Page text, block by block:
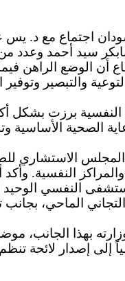
اجتماع مع
سيد أحمد وعدد
أن الوضع
والتبصير
برزت بشكل
المجلس الاستشاري
النفسية.
النفسي
بهذا الجانب،
إلى إصدار لائحة